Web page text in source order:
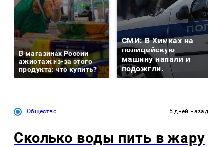
В магазинах России
ажиотаж из-за этого
продукта: что купить?
СМИ: В Химках на
полицейскую
машину напали и
подожгли.
Общество 5 дней назад
Сколько воды пить в жару